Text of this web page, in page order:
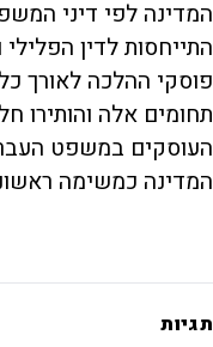
המדינה לפי דיני
התייחסות לדין
פוסקי ההלכה לאורך
תחומים אלה והותירו
העוסקים במשפט
המדינה כמשימה
תגיות